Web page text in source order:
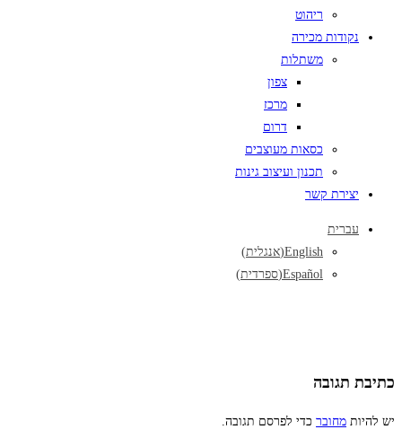
ריהוט
נקודות מכירה
משתלות
צפון
מרכז
דרום
כסאות מעוצבים
תכנון ועיצוב גינות
יצירת קשר
עברית
English
(אנגלית)
Español
(ספרדית)
כתיבת תגובה
יש להיות מחובר כדי לפרסם תגובה.